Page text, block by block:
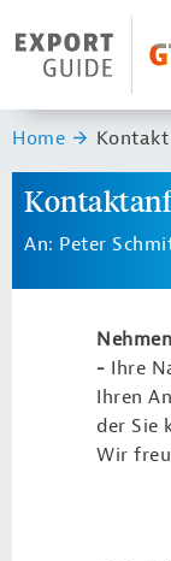
Header Logo
Sie sind hier:
Home Kontakt
An: Peter
- Ihre
Ihren
der Sie
Wir